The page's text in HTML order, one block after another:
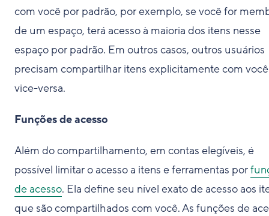
com você por padrão, por exemplo, se você for
de um espaço, terá acesso à maioria dos itens nesse
espaço por padrão. Em outros casos, outros usuários
precisam compartilhar itens explicitamente com
vice-versa.
Funções de acesso
Além do compartilhamento, em contas elegíveis, é
possível limitar o acesso a itens e ferramentas por
de acesso. Ela define seu nível exato de acesso aos
que são compartilhados com você. As funções de